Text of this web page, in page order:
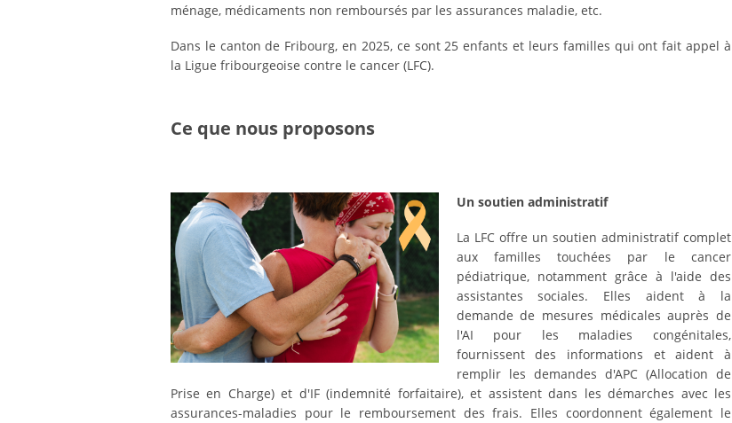
ménage, médicaments non remboursés par les assurances maladie, etc.
Dans le canton de Fribourg, en 2025, ce sont 25 enfants et leurs familles qui ont fait appel à
la Ligue fribourgeoise contre le cancer (LFC).
Ce que nous proposons
Un soutien administratif
La LFC offre un soutien administratif complet
aux familles touchées par le cancer
pédiatrique, notamment grâce à l'aide des
assistantes sociales. Elles aident à la
demande de mesures médicales auprès de
l'AI pour les maladies congénitales,
fournissent des informations et aident à
remplir les demandes d'APC (Allocation de
Prise en Charge) et d'IF (indemnité forfaitaire), et assistent dans les démarches avec les
assurances-maladies pour le remboursement des frais. Elles coordonnent également le